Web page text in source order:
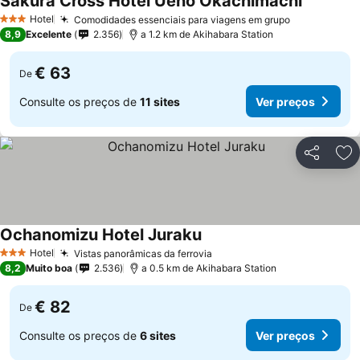
3 EstrelasHotel Comodidades essenciais para viagens em grupo
8,9 Excelente 2.356 a 1.2 km de Akihabara Station
De € 63
Consulte os preços de 11 sites Ver preços
Partilhar
3 EstrelasHotel Vistas panorâmicas da ferrovia
Ochanomizu Hotel Juraku
8,2 Muito boa 2.536 a 0.5 km de Akihabara Station
De € 82
Consulte os preços de 6 sites Ver preços